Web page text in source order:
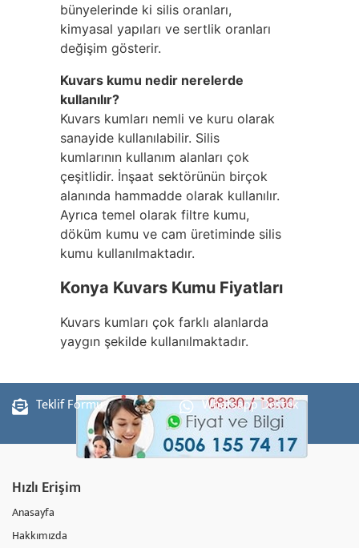
bünyelerinde ki silis oranları,
kimyasal yapıları ve sertlik oranları
değişim gösterir.
Kuvars kumu nedir nerelerde
kullanılır?
Kuvars kumları nemli ve kuru olarak
sanayide kullanılabilir. Silis
kumlarının kullanım alanları çok
çeşitlidir. İnşaat sektörünün birçok
alanında hammadde olarak kullanılır.
Ayrıca temel olarak filtre kumu,
döküm kumu ve cam üretiminde silis
kumu kullanılmaktadır.
Konya Kuvars Kumu Fiyatları
Kuvars kumları çok farklı alanlarda
yaygın şekilde kullanılmaktadır.
Teklif Formu Whatsapp Destek
Hızlı Erişim
Anasayfa
Hakkımızda